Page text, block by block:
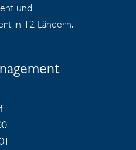
und
in 12 Ländern.